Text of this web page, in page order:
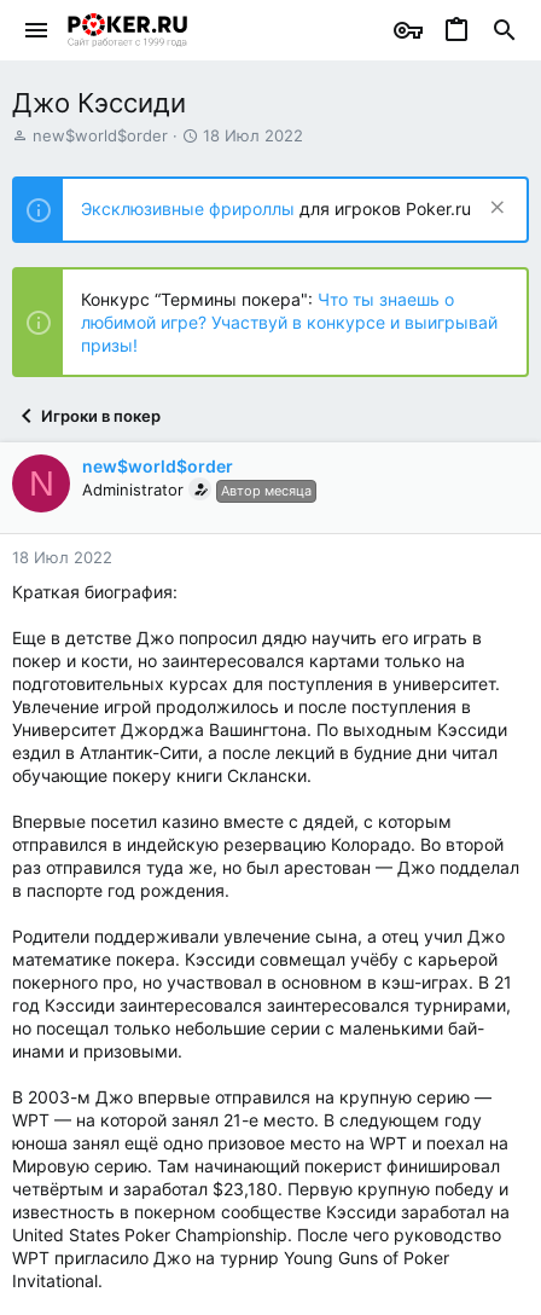
Джо Кэссиди
А
т
о
р
т
е
ы
new$world$order
Д
т
н
а
ч
л
а
18 Июл 2022
Эксклюзивные фрироллы для игроков Poker.ru
Конкурс “Термины покера": Что ты знаешь о
любимой игре? Участвуй в конкурсе и выигрывай
призы!
Игроки в покер
N new$world$order
Administrator Автор месяца
18 Июл 2022
Краткая биография:
Еще в детстве Джо попросил дядю научить его играть в
покер и кости, но заинтересовался картами только на
подготовительных курсах для поступления в университет.
Увлечение игрой продолжилось и после поступления в
Университет Джорджа Вашингтона. По выходным Кэссиди
ездил в Атлантик-Сити, а после лекций в будние дни читал
обучающие покеру книги Склански.
Впервые посетил казино вместе с дядей, с которым
отправился в индейскую резервацию Колорадо. Во второй
раз отправился туда же, но был арестован — Джо подделал
в паспорте год рождения.
Родители поддерживали увлечение сына, а отец учил Джо
математике покера. Кэссиди совмещал учёбу с карьерой
покерного про, но участвовал в основном в кэш-играх. В 21
год Кэссиди заинтересовался заинтересовался турнирами,
но посещал только небольшие серии с маленькими бай-
инами и призовыми.
В 2003-м Джо впервые отправился на крупную серию —
WPT — на которой занял 21-е место. В следующем году
юноша занял ещё одно призовое место на WPT и поехал на
Мировую серию. Там начинающий покерист финишировал
четвёртым и заработал $23,180. Первую крупную победу и
известность в покерном сообществе Кэссиди заработал на
United States Poker Championship. После чего руководство
WPT пригласило Джо на турнир Young Guns of Poker
Invitational.